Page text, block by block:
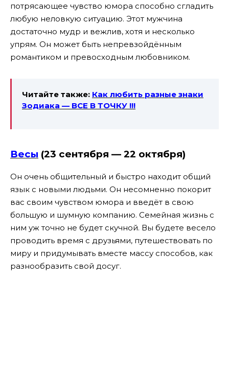
потрясающее чувство юмора способно сгладить
любую неловкую ситуацию. Этот мужчина
достаточно мудр и вежлив, хотя и несколько
упрям. Он может быть непревзойдённым
романтиком и превосходным любовником.
Читайте также: Как любить разные знаки
Зодиака — ВСЕ В ТОЧКУ !!!
Весы (23 сентября — 22 октября)
Он очень общительный и быстро находит общий
язык с новыми людьми. Он несомненно покорит
вас своим чувством юмора и введёт в свою
большую и шумную компанию. Семейная жизнь с
ним уж точно не будет скучной. Вы будете весело
проводить время с друзьями, путешествовать по
миру и придумывать вместе массу способов, как
разнообразить свой досуг.